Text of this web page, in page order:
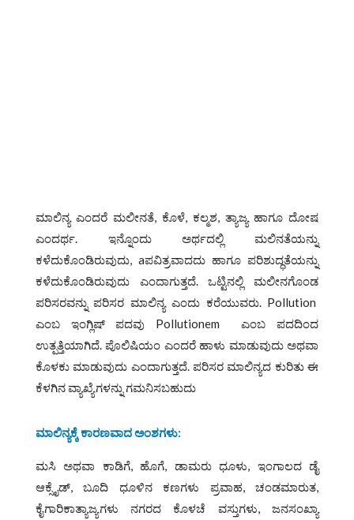
ಮಾಲಿನ್ಯ ಎಂದರೆ ಮಲೀನತೆ, ಕೊಳೆ, ಕಲ್ಮಶ, ತ್ಯಾಜ್ಯ ಹಾಗೂ ದೋಷ
ಎಂದರ್ಥ. ಇನ್ನೊಂದು ಅರ್ಥದಲ್ಲಿ ಮಲಿನತೆಯನ್ನು
ಕಳೆದುಕೊಂಡಿರುವುದು, aಪವಿತ್ರವಾದದು ಹಾಗೂ ಪರಿಶುದ್ಧತೆಯನ್ನು
ಕಳೆದುಕೊಂಡಿರುವುದು ಎಂದಾಗುತ್ತದೆ. ಒಟ್ಟಿನಲ್ಲಿ ಮಲೀನಗೊಂಡ
ಪರಿಸರವನ್ನು ಪರಿಸರ ಮಾಲಿನ್ಯ ಎಂದು ಕರೆಯುವರು. Pollution
ಎಂಬ ಇಂಗ್ಲಿಷ್ ಪದವು Pollutionem ಎಂಬ ಪದದಿಂದ
ಉತ್ಪತ್ತಿಯಾಗಿದೆ. ಪೊಲಿಷಿಯಂ ಎಂದರೆ ಹಾಳು ಮಾಡುವುದು ಅಥವಾ
ಕೊಳಕು ಮಾಡುವುದು ಎಂದಾಗುತ್ತದೆ. ಪರಿಸರ ಮಾಲಿನ್ಯದ ಕುರಿತು ಈ
ಕೆಳಗಿನ ವ್ಯಾಖ್ಯೆಗಳನ್ನು ಗಮನಿಸಬಹುದು
ಮಾಲಿನ್ಯಕ್ಕೆ ಕಾರಣವಾದ ಅಂಶಗಳು:
ಮಸಿ ಅಥವಾ ಕಾಡಿಗೆ, ಹೊಗೆ, ಡಾಮರು ಧೂಳು, ಇಂಗಾಲದ ಡೈ
ಆಕ್ಸೈಡ್, ಬೂದಿ ಧೂಳಿನ ಕಣಗಳು ಪ್ರವಾಹ, ಚಂಡಮಾರುತ,
ಕೈಗಾರಿಕಾತ್ಯಾಜ್ಯಗಳು ನಗರದ ಕೊಳಚೆ ವಸ್ತುಗಳು, ಜನಸಂಖ್ಯಾ